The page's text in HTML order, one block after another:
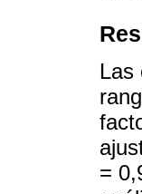
Las
=